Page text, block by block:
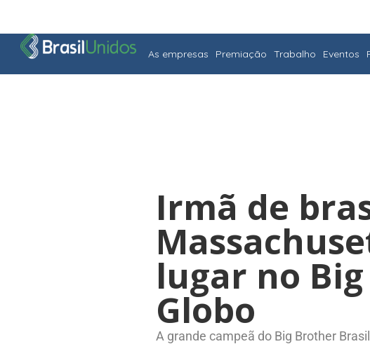
As empresas Premiação Trabalho Eventos
Irmã de
lugar no
Globo
A grande campeã do Big Brother